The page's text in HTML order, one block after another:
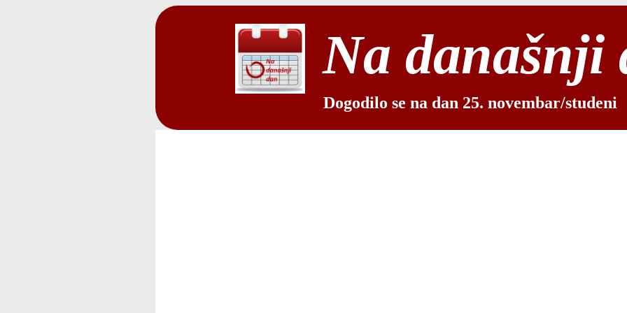
Na današnji
Dogodilo se na dan 25. novembar/studeni